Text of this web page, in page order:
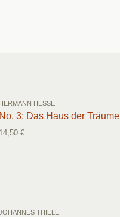
HERMANN HESSE
No. 3: Das Haus der Träume
14,50 €
THIELE